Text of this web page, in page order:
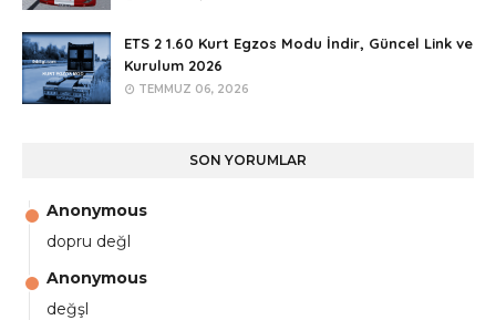
ETS 2 1.60 Kurt Egzos Modu İndir, Güncel Link ve
Kurulum 2026
TEMMUZ 06, 2026
SON YORUMLAR
Anonymous
dopru değl
Anonymous
değşl